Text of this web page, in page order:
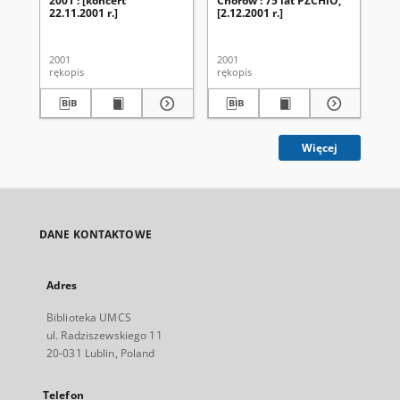
22.11.2001 r.]
2001
rękopis
[2.12.2001 r.]
2001
rękopis
Więcej
DANE KONTAKTOWE
Adres
Biblioteka UMCS
ul. Radziszewskiego 11
20-031 Lublin, Poland
Telefon